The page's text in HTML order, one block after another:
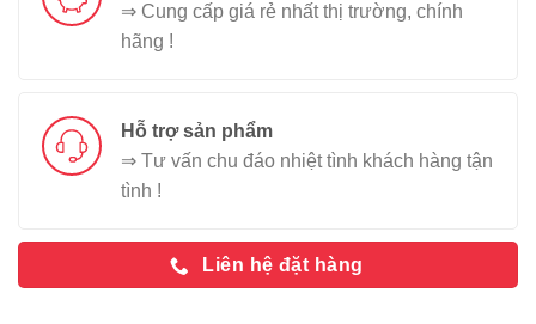
⇒ Cung cấp giá rẻ nhất thị trường, chính
hãng !
Hỗ trợ sản phẩm
⇒ Tư vấn chu đáo nhiệt tình khách hàng tận
tình !
Liên hệ đặt hàng